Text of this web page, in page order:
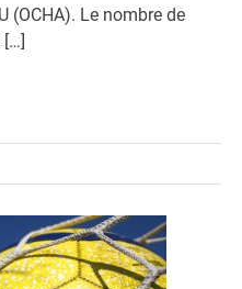
(OCHA). Le nombre de
[…]